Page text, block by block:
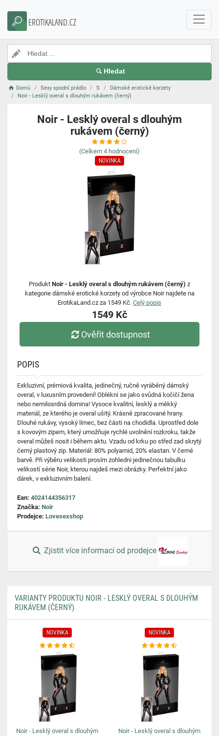
EROTIKALAND.CZ
Hledat
Domů Sexy spodní prádlo S
Dámské erotické korzety
Noir - Lesklý overal s dlouhým rukávem (černý)
Noir - Lesklý overal s dlouhým
rukávem (černý)
(Celkem 4 hodnocení)
NOVINKA
Produkt Noir - Lesklý overal s dlouhým rukávem (černý) z
kategorie dámské erotické korzety od výrobce Noir najdete na
ErotikaLand.cz za 1549 Kč. Celý popis
1549 Kč
Ověřit dostupnost
POPIS
Exkluzivní, prémiová kvalita, jedinečný, ručně vyráběný dámský
overal, v luxusním provedení! Oblékni se jako svůdná kočičí žena
nebo nemilosrdná domina! Vysoce kvalitní, lesklý a měkký
materiál, ze kterého je overal ušitý. Krásně zpracované hrany.
Dlouhé rukávy, vysoký límec, bez části na chodidla. Uprostřed dole
s kovovým zipem, který umožňuje rychlé uvolnění rozkroku, takže
overal můžeš nosit i během aktu. Vzadu od krku po střed zad skrytý
černý plastový zip. Materiál: 80% polyamid, 20% elastan. V černé
barvě. Při výběru velikosti prosím zohledni jedinečnou tabulku
velikostí série Noir, kterou najdeš mezi obrázky. Perfektní jako
dárek, v exkluzivním balení.
Ean: 4024144356317
Značka: Noir
Prodejce: Lovesexshop
Zjistit více informací od prodejce
VARIANTY PRODUKTU NOIR - LESKLÝ OVERAL S DLOUHÝM
RUKÁVEM (ČERNÝ)
NOVINKA
Noir - Lesklý overal s dlouhým
NOVINKA
Noir - Lesklý overal s dlouhým